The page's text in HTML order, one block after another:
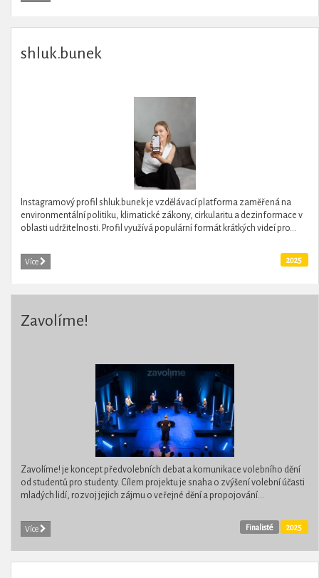
shluk.bunek
Instagramový profil shluk.bunek je vzdělávací platforma zaměřená na
environmentální politiku, klimatické zákony, cirkularitu a dezinformace v
oblasti udržitelnosti. Profil využívá populární formát krátkých videí pro...
Více 2025
Zavolíme!
Zavolíme! je koncept předvolebních debat a ​​komunikace volebního dění
od studentů pro studenty. Cílem projektu je snaha o zvýšení volební účasti
mladých lidí, rozvoj jejich zájmu o veřejné dění a propojování...
Více 2025
Finalisté